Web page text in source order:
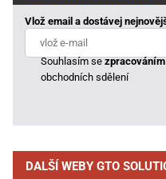
Vlož email a dostávej
Souhlasím se
obchodních sdělení
DALŠÍ WEBY GTO